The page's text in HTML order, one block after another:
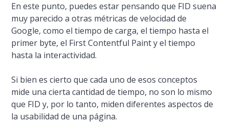
En este punto, puedes estar pensando que FID suena
muy parecido a otras métricas de velocidad de
Google, como el tiempo de carga, el tiempo hasta el
primer byte, el First Contentful Paint y el tiempo
hasta la interactividad.
Si bien es cierto que cada uno de esos conceptos
mide una cierta cantidad de tiempo, no son lo mismo
que FID y, por lo tanto, miden diferentes aspectos de
la usabilidad de una página.